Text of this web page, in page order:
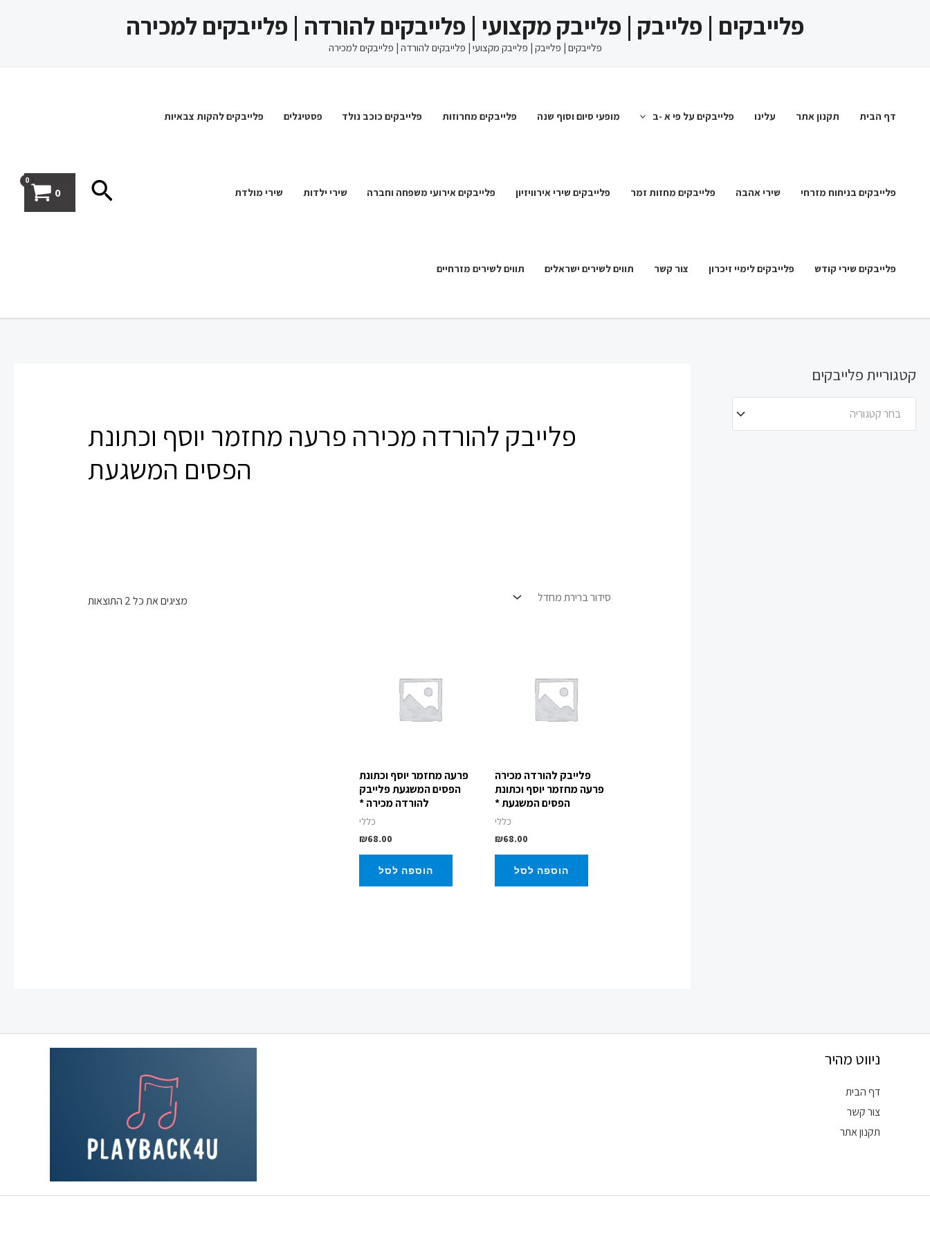
פלייבקים | פלייבק | פלייבק מקצועי | פלייבקים להורדה | פלייבקים למכירה
פלייבקים | פלייבק | פלייבק מקצועי | פלייבקים להורדה | פלייבקים למכירה
דף הבית תקנון אתר עלינו פלייבקים על פי א -ב מופעי סיום וסוף שנה פלייבקים מחרוזות פלייבקים כוכב נולד פסטיגלים פלייבקים להקות צבאיות
פלייבקים בניחוח מזרחי שירי אהבה פלייבקים מחזות זמר פלייבקים שירי אירוויזיון פלייבקים אירועי משפחה וחברה שירי ילדות שירי מולדת
פלייבקים שירי קודש פלייבקים לימיי זיכרון צור קשר תווים לשירים ישראלים תווים לשירים מזרחיים
חיפוש0
קטגוריית פלייבקים
בחר קטגוריה
פלייבק להורדה מכירה פרעה מחזמר יוסף וכתונת
הפסים המשגעת
מציגים את כל ⁦2⁩ התוצאות
פלייבק להורדה מכירה
פרעה מחזמר יוסף וכתונת
הפסים המשגעת *
כללי
₪68.00
הוספה לסל
פרעה מחזמר יוסף וכתונת
הפסים המשגעת פלייבק
להורדה מכירה *
כללי
₪68.00
הוספה לסל
ניווט מהיר
דף הבית
צור קשר
תקנון אתר